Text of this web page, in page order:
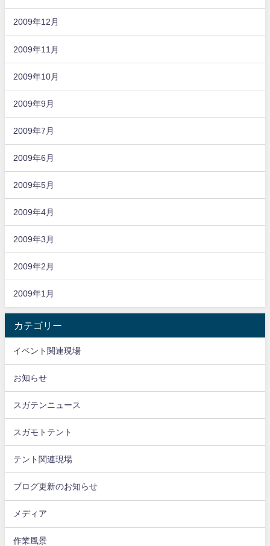
2009年12月
2009年11月
2009年10月
2009年9月
2009年7月
2009年6月
2009年5月
2009年4月
2009年3月
2009年2月
2009年1月
カテゴリー
イベント関連現場
お知らせ
スガテンニュース
スガモトテント
テント関連現場
ブログ更新のお知らせ
メディア
作業風景